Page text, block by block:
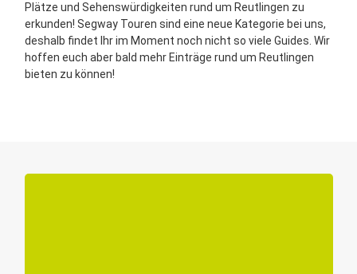
Plätze und Sehenswürdigkeiten rund um Reutlingen zu
erkunden! Segway Touren sind eine neue Kategorie bei uns,
deshalb findet Ihr im Moment noch nicht so viele Guides. Wir
hoffen euch aber bald mehr Einträge rund um Reutlingen
bieten zu können!